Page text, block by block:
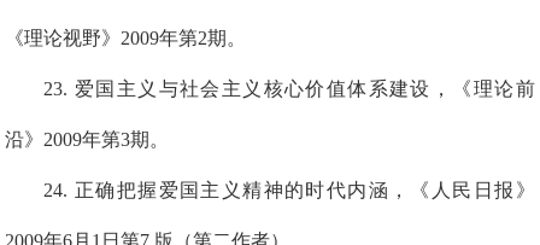
《理论视野》2009年第2期。
23. 爱国主义与社会主义核心价值体系建设，《理论前
沿》2009年第3期。
24. 正确把握爱国主义精神的时代内涵，《人民日报》